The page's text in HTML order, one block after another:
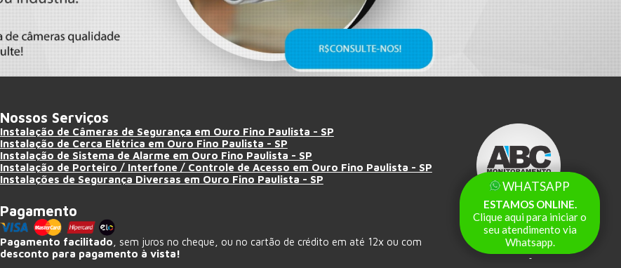
Nossos Serviços
Instalação de Câmeras de Segurança em Ouro Fino Paulista - SP
Instalação de Cerca Elétrica em Ouro Fino Paulista - SP
Instalação de Sistema de Alarme em Ouro Fino Paulista - SP
Instalação de Porteiro / Interfone / Controle de Acesso em Ouro Fino Paulista - SP
Instalações de Segurança Diversas em Ouro Fino Paulista - SP
Pagamento
Pagamento facilitado , sem juros no cheque, ou no cartão de crédito em até 12x ou com
desconto para pagamento à vista!
Todos os direitos reservados
2001 - 2026
WHATSAPP
ESTAMOS ONLINE.
Clique aqui para iniciar o
seu atendimento via
Whatsapp.
-